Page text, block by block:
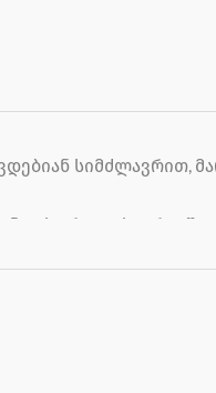
სიმძლავრით,
სივრცეში